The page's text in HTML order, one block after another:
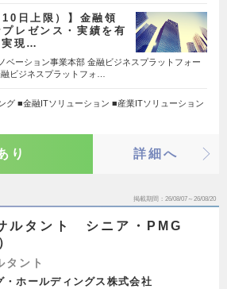
10日上限）】金融領
レゼンス・実績を有
実現…
ベーション事業本部 金融ビジネスプラットフォー
ビジネスプラットフォ…
グ ■金融ITソリューション ■産業ITソリューション
り 詳細へ
掲載期間 26/08/07～26/08/20
ルタント シニア・PMG
タント
・ホールディングス株式会社